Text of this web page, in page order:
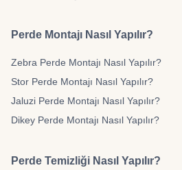
Perde Montajı Nasıl Yapılır?
Zebra Perde Montajı Nasıl Yapılır?
Stor Perde Montajı Nasıl Yapılır?
Jaluzi Perde Montajı Nasıl Yapılır?
Dikey Perde Montajı Nasıl Yapılır?
Perde Temizliği Nasıl Yapılır?